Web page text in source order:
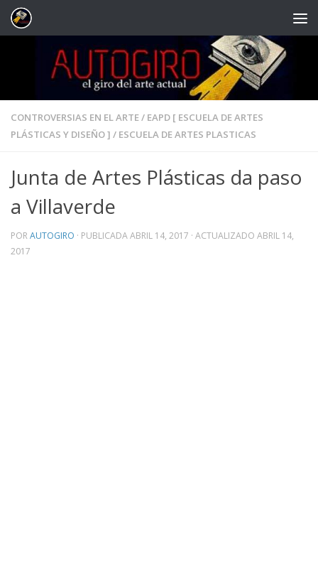
Saltar al contenido
CONTROVERSIAS EN EL ARTE/ EAPD [ ESCUELA DE ARTES
PLÁSTICAS Y DISEÑO ] / ESCUELA DE ARTES PLASTICAS
Junta de Artes Plásticas da paso
a Villaverde
PORAUTOGIRO · PUBLICADAABRIL 14, 2017 · ACTUALIZADO ABRIL 14,
2017